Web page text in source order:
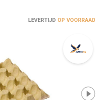
LEVERTIJD OP VOORRAAD